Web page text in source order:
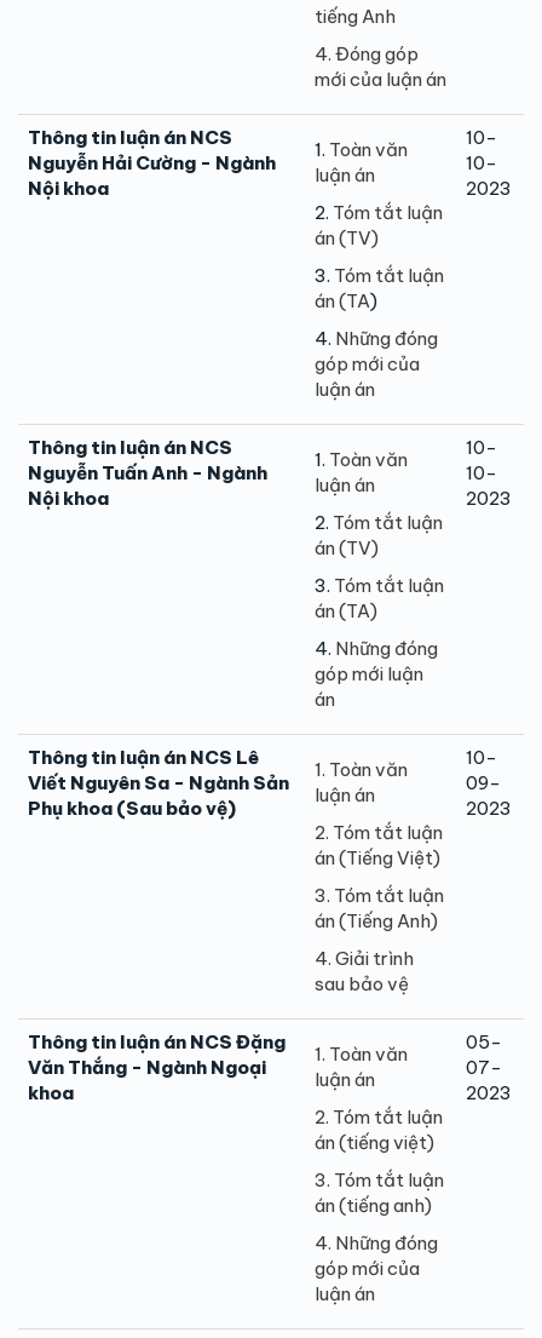
tiếng Anh
4. Đóng góp
mới của luận án
Thông tin luận án NCS
Nguyễn Hải Cường - Ngành
Nội khoa
1. Toàn văn
luận án
2. Tóm tắt luận
án (TV)
3. Tóm tắt luận
án (TA)
4. Những đóng
góp mới của
luận án
10-
10-
2023
Thông tin luận án NCS
Nguyễn Tuấn Anh - Ngành
Nội khoa
1. Toàn văn
luận án
2. Tóm tắt luận
án (TV)
3. Tóm tắt luận
án (TA)
4. Những đóng
góp mới luận
án
10-
10-
2023
Thông tin luận án NCS Lê
Viết Nguyên Sa - Ngành Sản
Phụ khoa (Sau bảo vệ)
1. Toàn văn
luận án
2. Tóm tắt luận
án (Tiếng Việt)
3. Tóm tắt luận
án (Tiếng Anh)
4. Giải trình
sau bảo vệ
10-
09-
2023
Thông tin luận án NCS Đặng
Văn Thắng - Ngành Ngoại
khoa
1. Toàn văn
luận án
2. Tóm tắt luận
án (tiếng việt)
3. Tóm tắt luận
án (tiếng anh)
4. Những đóng
góp mới của
luận án
05-
07-
2023